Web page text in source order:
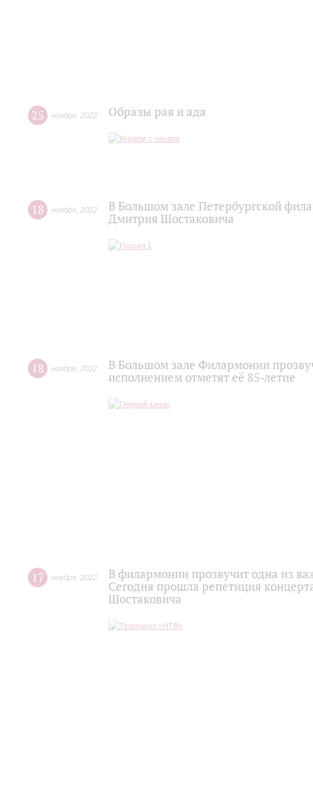
25 ноября 2022 Образы рая и ада
18 ноября 2022
В Большом зале Петербургской
Дмитрия Шостаковича
18 ноября 2022
В Большом зале Филармонии
исполнением отметят её 85-летие
17 ноября 2022
В филармонии прозвучит одна из
Сегодня прошла репетиция
Шостаковича